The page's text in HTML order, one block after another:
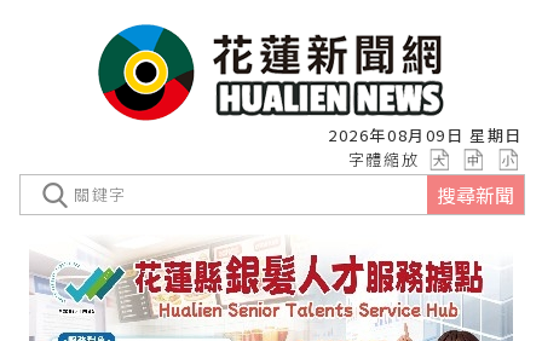
2026年08月09日 星期日
字體縮放
搜尋新聞